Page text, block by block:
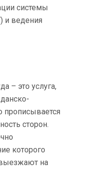
системы
и ведения
– это услуга,
прописывается
сторон.
которого
на